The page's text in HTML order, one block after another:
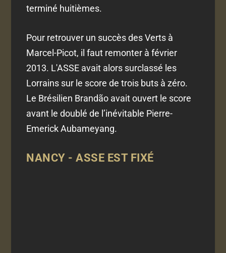
terminé huitièmes.
Pour retrouver un succès des Verts à
Marcel-Picot, il faut remonter à février
2013. L'ASSE avait alors surclassé les
Lorrains sur le score de trois buts à zéro.
Le Brésilien Brandão avait ouvert le score
avant le doublé de l’inévitable Pierre-
Emerick Aubameyang.
NANCY - ASSE EST FIXÉ